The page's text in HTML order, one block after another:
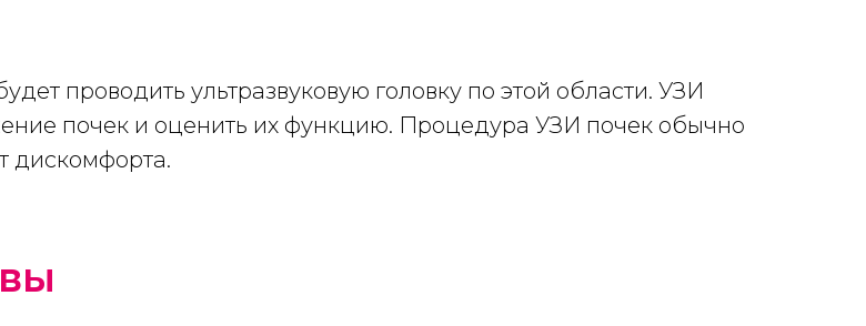
проводить ультразвуковую головку по этой области. УЗИ
почек и оценить их функцию. Процедура УЗИ почек обычно
дискомфорта.